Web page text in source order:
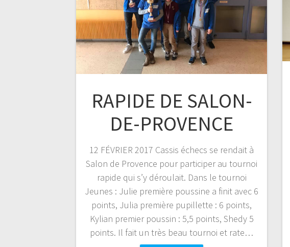
RAPIDE DE SALON-
DE-PROVENCE
12 FÉVRIER 2017 Cassis échecs se rendait à
Salon de Provence pour participer au tournoi
rapide qui s’y déroulait. Dans le tournoi
Jeunes : Julie première poussine a finit avec 6
points, Julia première pupillette : 6 points,
Kylian premier poussin : 5,5 points, Shedy 5
points. Il fait un très beau tournoi et rate…